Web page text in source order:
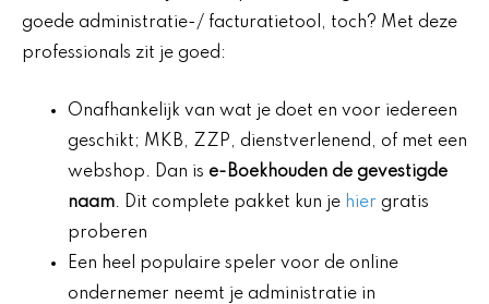
goede administratie-/ facturatietool, toch? Met deze
professionals zit je goed:
Onafhankelijk van wat je doet en voor iedereen
geschikt; MKB, ZZP, dienstverlenend, of met een
webshop. Dan is e-Boekhouden de gevestigde
naam. Dit complete pakket kun je hier gratis
proberen
Een heel populaire speler voor de online
ondernemer neemt je administratie in